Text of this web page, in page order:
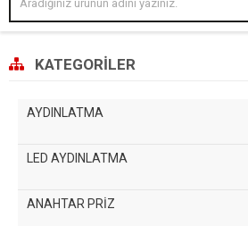
KATEGORILER
AYDINLATMA
LED AYDINLATMA
ANAHTAR PRİZ